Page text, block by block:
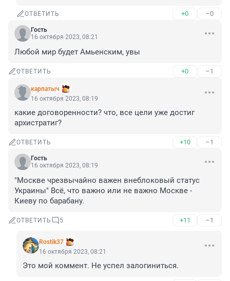
ОТВЕТИТЬ +0 –0
Гость
16 октября 2023, 08:21
Любой мир будет Амьенским, увы
ОТВЕТИТЬ +0 –1
карпатыч
16 октября 2023, 08:19
какие договоренности? что, все цели уже достиг
архистратиг?
ОТВЕТИТЬ +10 –1
Гость
16 октября 2023, 08:19
"Москве чрезвычайно важен внеблоковый статус
Украины" Всё, что важно или не важно Москве -
Киеву по барабану.
ОТВЕТИТЬ 5 +11 –1
Rostik37
16 октября 2023, 08:21
Это мой коммент. Не успел залогиниться.